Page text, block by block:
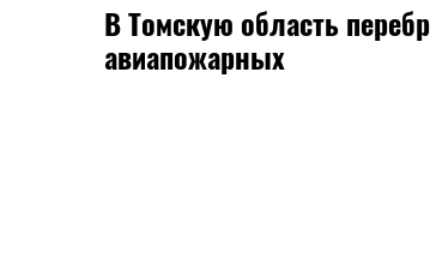
В Томскую область
авиапожарных